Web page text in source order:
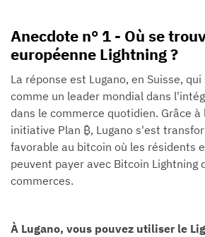
Anecdote n° 1 - Où se
européenne Lightning ?
La réponse est Lugano, en Suisse,
comme un leader mondial dans
dans le commerce quotidien. Grâce
initiative Plan ₿, Lugano s'est
favorable au bitcoin où les résidents
peuvent payer avec Bitcoin Lightning
commerces.
À Lugano, vous pouvez utiliser le